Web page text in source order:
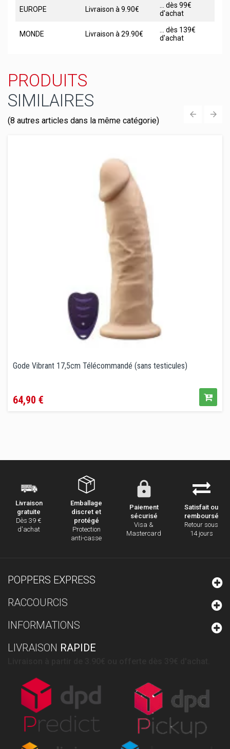
EUROPE Livraison à 9.90€
... dès 99€
d'achat
MONDE Livraison à 29.90€
... dès 139€
d'achat
PRODUITS
SIMILAIRES
(8 autres articles dans la même catégorie)
Gode Vibrant 17,5cm Télécommandé (sans testicules)
64,90 €
Livraison
gratuite
Dès 39 €
d'achat
Emballage
discret et
protégé
Protection
anti-casse
Paiement
sécurisé
Visa &
Mastercard
Satisfait ou
remboursé
Retour sous
14 jours
POPPERS EXPRESS
RACCOURCIS
INFORMATIONS
LIVRAISON RAPIDE